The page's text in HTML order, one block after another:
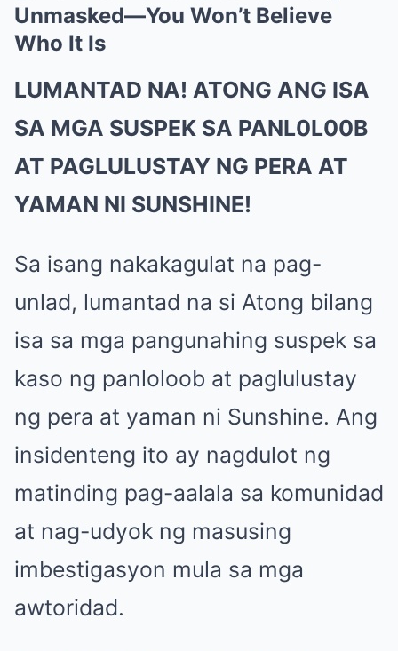
Unmasked—You Won’t Believe
Who It Is
LUMANTAD NA! ATONG ANG ISA
SA MGA SUSPEK SA PANL0L00B
AT PAGLULUSTAY NG PERA AT
YAMAN NI SUNSHINE!
Sa isang nakakagulat na pag-
unlad, lumantad na si Atong bilang
isa sa mga pangunahing suspek sa
kaso ng panloloob at paglulustay
ng pera at yaman ni Sunshine. Ang
insidenteng ito ay nagdulot ng
matinding pag-aalala sa komunidad
at nag-udyok ng masusing
imbestigasyon mula sa mga
awtoridad.